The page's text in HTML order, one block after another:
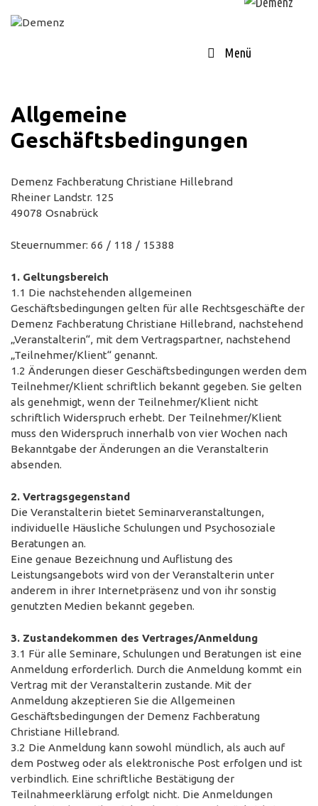
zum
Menü
Allgemeine
Geschäftsbedingungen
Demenz Fachberatung Christiane Hillebrand
Rheiner Landstr. 125
49078 Osnabrück
Steuernummer: 66 / 118 / 15388
1. Geltungsbereich
1.1 Die nachstehenden allgemeinen
Geschäftsbedingungen gelten für alle Rechtsgeschäfte der
Demenz Fachberatung Christiane Hillebrand, nachstehend
„Veranstalterin“, mit dem Vertragspartner, nachstehend
„Teilnehmer/Klient“ genannt.
1.2 Änderungen dieser Geschäftsbedingungen werden dem
Teilnehmer/Klient schriftlich bekannt gegeben. Sie gelten
als genehmigt, wenn der Teilnehmer/Klient nicht
schriftlich Widerspruch erhebt. Der Teilnehmer/Klient
muss den Widerspruch innerhalb von vier Wochen nach
Bekanntgabe der Änderungen an die Veranstalterin
absenden.
2. Vertragsgegenstand
Die Veranstalterin bietet Seminarveranstaltungen,
individuelle Häusliche Schulungen und Psychosoziale
Beratungen an.
Eine genaue Bezeichnung und Auflistung des
Leistungsangebots wird von der Veranstalterin unter
anderem in ihrer Internetpräsenz und von ihr sonstig
genutzten Medien bekannt gegeben.
3. Zustandekommen des Vertrages/Anmeldung
3.1 Für alle Seminare, Schulungen und Beratungen ist eine
Anmeldung erforderlich. Durch die Anmeldung kommt ein
Vertrag mit der Veranstalterin zustande. Mit der
Anmeldung akzeptieren Sie die Allgemeinen
Geschäftsbedingungen der Demenz Fachberatung
Christiane Hillebrand.
3.2 Die Anmeldung kann sowohl mündlich, als auch auf
dem Postweg oder als elektronische Post erfolgen und ist
verbindlich. Eine schriftliche Bestätigung der
Teilnahmeerklärung erfolgt nicht. Die Anmeldungen